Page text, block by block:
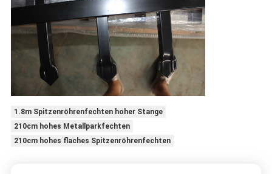
1.8m Spitzenröhrenfechten hoher Stange
210cm hohes Metallparkfechten
210cm hohes flaches Spitzenröhrenfechten